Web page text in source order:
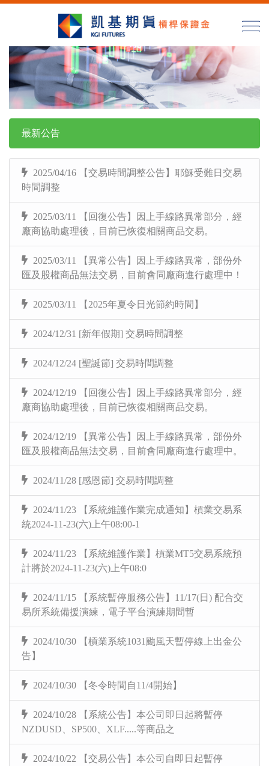
最新公告
2025/04/16 【交易時間調整公告】耶穌受難日交易
時間調整
2025/03/11 【回復公告】因上手線路異常部分，經
廠商協助處理後，目前已恢復相關商品交易。
2025/03/11 【異常公告】因上手線路異常，部份外
匯及股權商品無法交易，目前會同廠商進行處理中！
2025/03/11 【2025年夏令日光節約時間】
2024/12/31 [新年假期] 交易時間調整
2024/12/24 [聖誕節] 交易時間調整
2024/12/19 【回復公告】因上手線路異常部分，經
廠商協助處理後，目前已恢復相關商品交易。
2024/12/19 【異常公告】因上手線路異常，部份外
匯及股權商品無法交易，目前會同廠商進行處理中。
2024/11/28 [感恩節] 交易時間調整
2024/11/23 【系統維護作業完成通知】槓業交易系
統2024-11-23(六)上午08:00-1
2024/11/23 【系統維護作業】槓業MT5交易系統預
計將於2024-11-23(六)上午08:0
2024/11/15 【系統暫停服務公告】11/17(日) 配合交
易所系統備援演練，電子平台演練期間暫
2024/10/30 【槓業系統1031颱風天暫停線上出金公
告】
2024/10/30 【冬令時間自11/4開始】
2024/10/28 【系統公告】本公司即日起將暫停
NZDUSD、SP500、XLF.....等商品之
2024/10/22 【交易公告】本公司自即日起暫停